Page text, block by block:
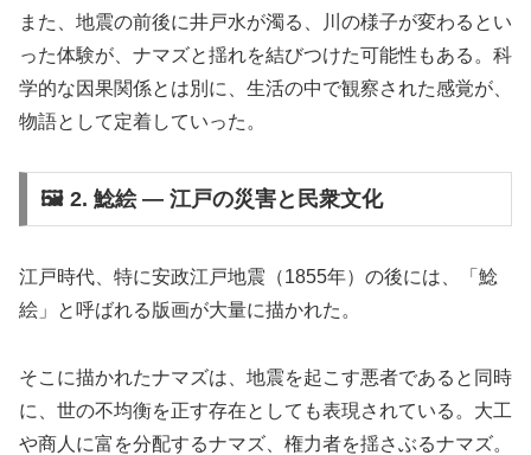
また、地震の前後に井戸水が濁る、川の様子が変わるとい
った体験が、ナマズと揺れを結びつけた可能性もある。科
学的な因果関係とは別に、生活の中で観察された感覚が、
物語として定着していった。
🖼️ 2. 鯰絵 ― 江戸の災害と民衆文化
江戸時代、特に安政江戸地震（1855年）の後には、「鯰
絵」と呼ばれる版画が大量に描かれた。
そこに描かれたナマズは、地震を起こす悪者であると同時
に、世の不均衡を正す存在としても表現されている。大工
や商人に富を分配するナマズ、権力者を揺さぶるナマズ。